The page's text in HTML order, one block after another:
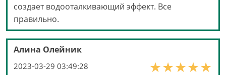
создает водооталкивающий эффект. Все
правильно.
Алина Олейник
2023-03-29 03:49:28